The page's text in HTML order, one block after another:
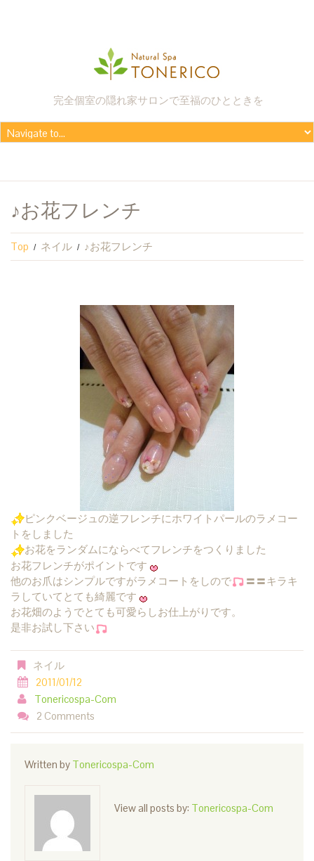
完全個室の隠れ家サロンで至福のひとときを
♪お花フレンチ
Top ネイル ♪お花フレンチ
ピンクベージュの逆フレンチにホワイトパールのラメコー
トをしました
お花をランダムにならべてフレンチをつくりました
お花フレンチがポイントです
他のお爪はシンプルですがラメコートをしので
〓〓キラキ
ラしていてとても綺麗です
お花畑のようでとても可愛らしお仕上がりです。
是非お試し下さい
ネイル
2011/01/12
Tonericospa-Com
2 Comments
Written by Tonericospa-Com
View all posts by: Tonericospa-Com